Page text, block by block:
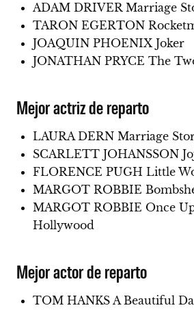
ADAM DRIVER Marriage
TARON EGERTON
JOAQUIN PHOENIX Joker
JONATHAN PRYCE The
Mejor actriz de reparto
LAURA DERN Marriage
SCARLETT JOHANSSON
FLORENCE PUGH Little
MARGOT ROBBIE
MARGOT ROBBIE Once
Hollywood
Mejor actor de reparto
TOM HANKS A Beautiful